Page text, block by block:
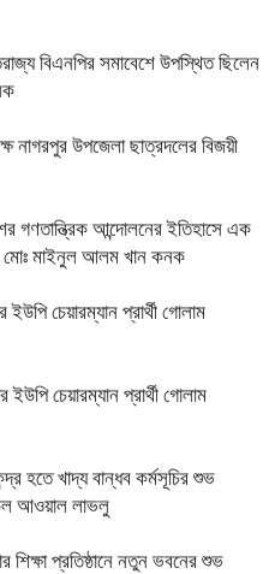
বিএনপির সমাবেশে উপস্থিত ছিলেন
উপজেলা ছাত্রদলের বিজয়ী
গণতান্ত্রিক আন্দোলনের ইতিহাসে এক
মোঃ মাইনুল আলম খান কনক
চেয়ারম্যান প্রার্থী গোলাম
চেয়ারম্যান প্রার্থী গোলাম
হতে খাদ্য বান্ধব কর্মসূচির শুভ
আওয়াল লাভলু
শিক্ষা প্রতিষ্ঠানে নতুন ভবনের শুভ